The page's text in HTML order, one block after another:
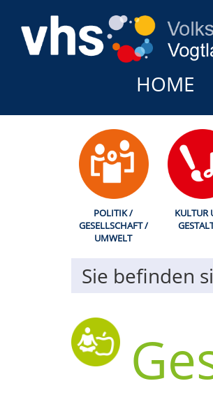
HOME
POLITIK /
GESELLSCHAFT /
UMWELT
KULTUR
Sie befinden